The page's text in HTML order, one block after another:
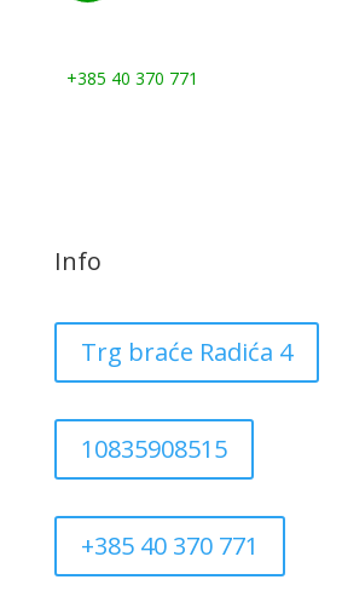
+385 40 370 771
Info
Trg braće Radića 4
10835908515
+385 40 370 771